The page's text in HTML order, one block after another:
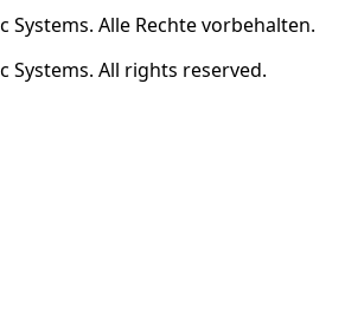
Systems. Alle Rechte vorbehalten.
Systems. All rights reserved.